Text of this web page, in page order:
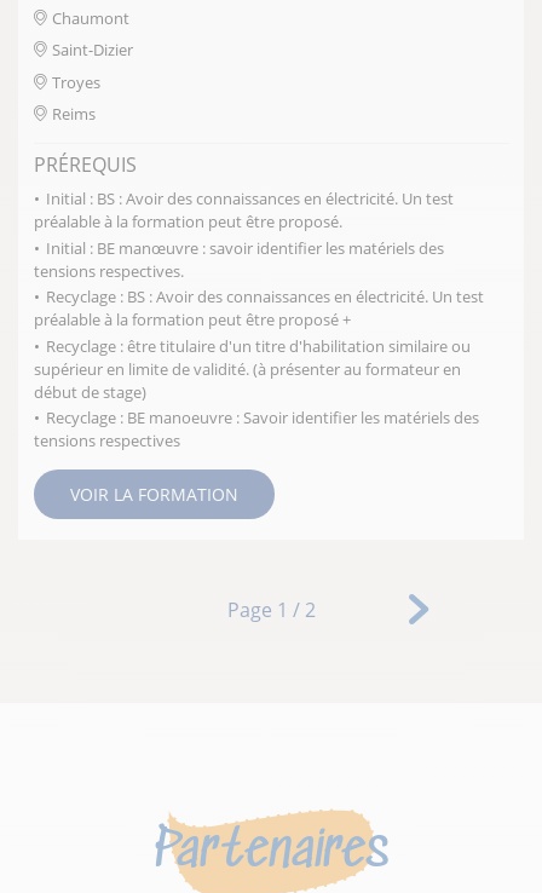
Chaumont
Saint-Dizier
Troyes
Reims
PRÉREQUIS
Initial : BS : Avoir des connaissances en électricité. Un test
préalable à la formation peut être proposé.
Initial : BE manœuvre : savoir identifier les matériels des
tensions respectives.
Recyclage : BS : Avoir des connaissances en électricité. Un test
préalable à la formation peut être proposé +
Recyclage : être titulaire d'un titre d'habilitation similaire ou
supérieur en limite de validité. (à présenter au formateur en
début de stage)
Recyclage : BE manoeuvre : Savoir identifier les matériels des
tensions respectives
VOIR LA FORMATION
» Last »
Page 1 / 2
Partenaires